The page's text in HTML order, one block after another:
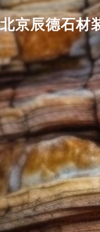
北京辰德石材